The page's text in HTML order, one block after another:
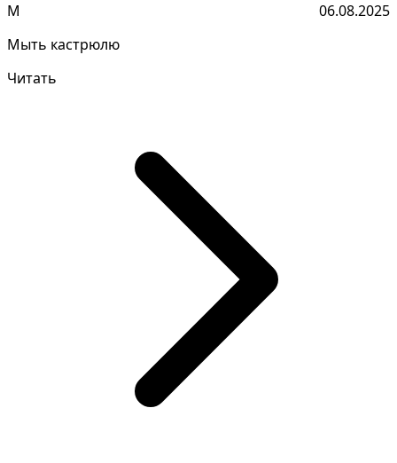
М
06.08.2025
Мыть кастрюлю
Читать